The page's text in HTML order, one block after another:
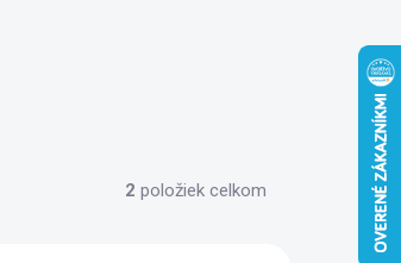
2 položiek celkom